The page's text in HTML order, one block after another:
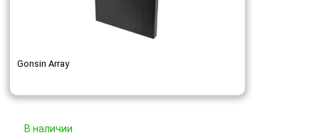
Gonsin Array
В наличии